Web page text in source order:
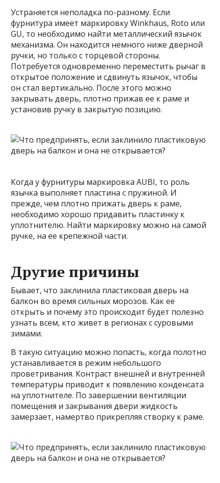
Устраняется неполадка по-разному. Если
фурнитура имеет маркировку Winkhaus, Roto или
GU, то необходимо найти металлический язычок
механизма. Он находится немного ниже дверной
ручки, но только с торцевой стороны.
Потребуется одновременно переместить рычаг в
открытое положение и сдвинуть язычок, чтобы
он стал вертикально. После этого можно
закрывать дверь, плотно прижав ее к раме и
установив ручку в закрытую позицию.
Когда у фурнитуры маркировка AUBI, то роль
язычка выполняет пластина с пружиной. И
прежде, чем плотно прижать дверь к раме,
необходимо хорошо придавить пластинку к
уплотнителю. Найти маркировку можно на самой
ручке, на ее крепежной части.
Другие причины
Бывает, что заклинила пластиковая дверь на
балкон во время сильных морозов. Как ее
открыть и почему это происходит будет полезно
узнать всем, кто живет в регионах с суровыми
зимами.
В такую ситуацию можно попасть, когда полотно
устанавливается в режим небольшого
проветривания. Контраст внешней и внутренней
температуры приводит к появлению конденсата
на уплотнителе. По завершении вентиляции
помещения и закрывания двери жидкость
замерзает, намертво прикрепляя створку к раме.